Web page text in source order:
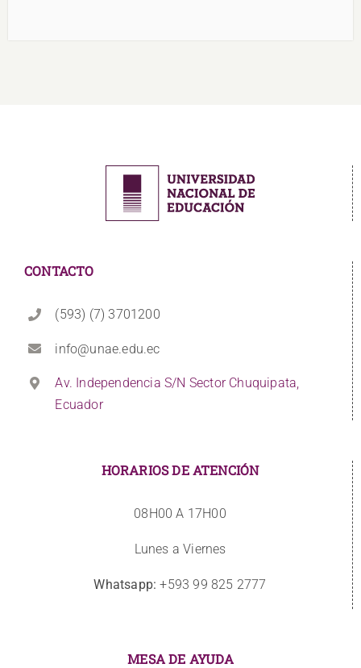
CONTACTO
(593) (7) 3701200
info@unae.edu.ec
Av. Independencia S/N Sector Chuquipata,
Ecuador
HORARIOS DE ATENCIÓN
08H00 A 17H00
Lunes a Viernes
Whatsapp: +593 99 825 2777
MESA DE AYUDA